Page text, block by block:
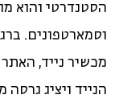
הסטנדרטי והוא
וסמארטפונים.
מכשיר נייד,
הנייד ויציג